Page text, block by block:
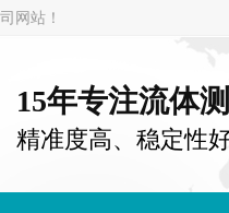
网站！
15年专注流体
精准度高、稳定性